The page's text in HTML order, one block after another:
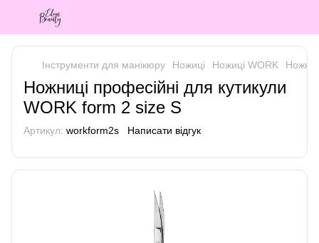
Інструменти для манікюру Ножиці Ножиці WORK
Ножниці професійні для кутикули
WORK form 2 size S
Артикул: workform2s Написати відгук